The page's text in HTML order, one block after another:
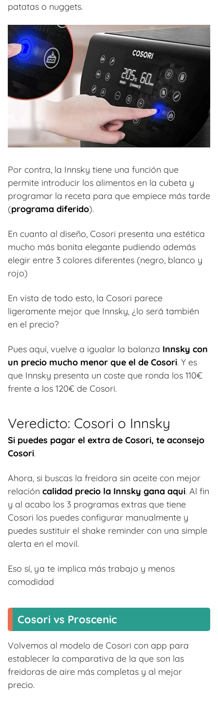
patatas o nuggets.
Por contra, la Innsky tiene una función que
permite introducir los alimentos en la cubeta y
programar la receta para que empiece más tarde
(programa diferido).
En cuanto al diseño, Cosori presenta una estética
mucho más bonita elegante pudiendo además
elegir entre 3 colores diferentes (negro, blanco y
rojo)
En vista de todo esto, la Cosori parece
ligeramente mejor que Innsky, ¿lo será también
en el precio?
Pues aqui, vuelve a igualar la balanza Innsky con
un precio mucho menor que el de Cosori. Y es
que Innsky presenta un coste que ronda los 110€
frente a los 120€ de Cosori.
Veredicto: Cosori o Innsky
Si puedes pagar el extra de Cosori, te aconsejo
Cosori.
Ahora, si buscas la freidora sin aceite con mejor
relación calidad precio la Innsky gana aqui. Al fin
y al acabo los 3 programas extras que tiene
Cosori los puedes configurar manualmente y
puedes sustituir el shake reminder con una simple
alerta en el movil.
Eso sí, ya te implica más trabajo y menos
comodidad
Cosori vs Proscenic
Volvemos al modelo de Cosori con app para
establecer la comparativa de la que son las
freidoras de aire más completas y al mejor
precio.